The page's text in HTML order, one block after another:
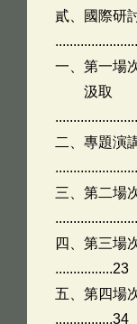
貳、國際研
一、第一場
汲取
二、專題演
三、第二場
四、第三場
................23
五、第四場
................34